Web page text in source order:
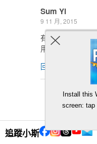
追蹤小斯
Sum Yi
9 11 月, 2015
有張建行Visa信
用於AIA建行呢
回覆
10 11 月, 2015
一樣，只係少
回覆
Install this
screen: tap